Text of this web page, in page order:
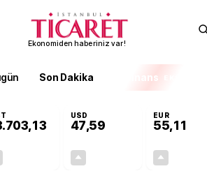
Ekonomiden haberiniz var!
Son Dakika Finans
USD
47,59
EUR
55,11